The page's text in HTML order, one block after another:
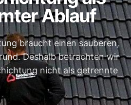
Ablauf
braucht einen sauberen,
Deshalb betrachten wir
nicht als getrennte